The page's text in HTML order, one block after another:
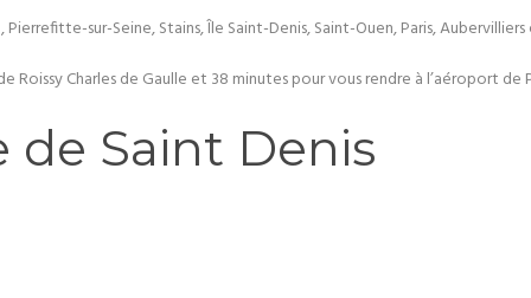
sur-Seine, Stains, Île Saint-Denis, Saint-Ouen, Paris,
Charles de Gaulle et 38 minutes pour vous rendre à l’aéroport de
de Saint Denis